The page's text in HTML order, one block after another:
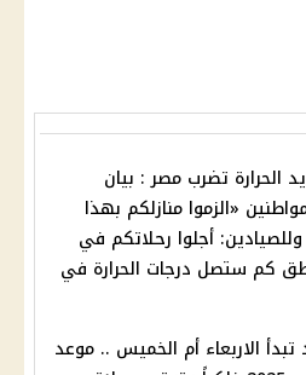
الحرارة تضرب مصر : بيان
«الزموا منازلكم بهذا
أجلوا رحلاتكم في
كم ستصل درجات الحرارة في
تبدأ اﻻربعاء أم الخميس .. موعد